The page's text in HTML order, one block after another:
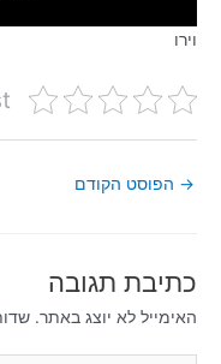
וירו
→ הפוסט הקודם
כתיבת תגובה
האימייל לא יוצג באתר.